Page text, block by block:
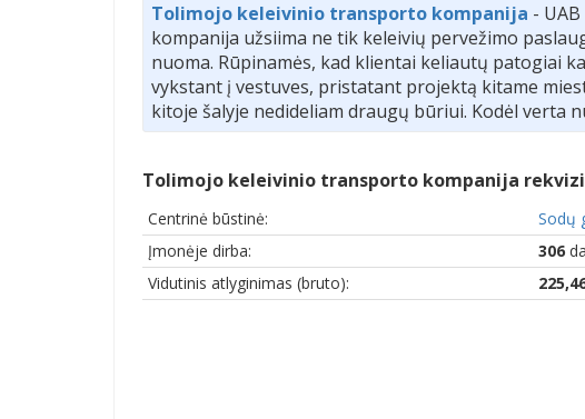
Tolimojo keleivinio transporto kompanija -
kompanija užsiima ne tik keleivių pervežimo
nuoma. Rūpinamės, kad klientai keliautų patogiai
vykstant į vestuves, pristatant projektą kitame
kitoje šalyje nedideliam draugų būriui. Kodėl verta
Tolimojo keleivinio transporto kompanija
Centrinė būstinė:
Sodų
Įmonėje dirba:
306
Vidutinis atlyginimas (bruto):